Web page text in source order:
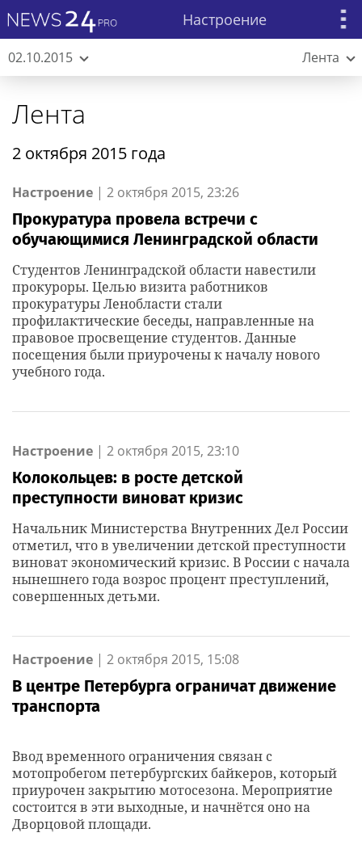
Настроение
02.10.2015 Лента
Лента
2 октября 2015 года
Настроение | 2 октября 2015, 23:26
Прокуратура провела встречи с
обучающимися Ленинградской области
Студентов Ленинградской области навестили
прокуроры. Целью визита работников
прокуратуры Ленобласти стали
профилактические беседы, направленные на
правовое просвещение студентов. Данные
посещения были приурочены к началу нового
учебного года.
Настроение | 2 октября 2015, 23:10
Колокольцев: в росте детской
преступности виноват кризис
Начальник Министерства Внутренних Дел России
отметил, что в увеличении детской преступности
виноват экономический кризис. В России с начала
нынешнего года возрос процент преступлений,
совершенных детьми.
Настроение | 2 октября 2015, 15:08
В центре Петербурга ограничат движение
транспорта
Ввод временного ограничения связан с
мотопробегом петербургских байкеров, который
приурочен закрытию мотосезона. Мероприятие
состоится в эти выходные, и начнётся оно на
Дворцовой площади.